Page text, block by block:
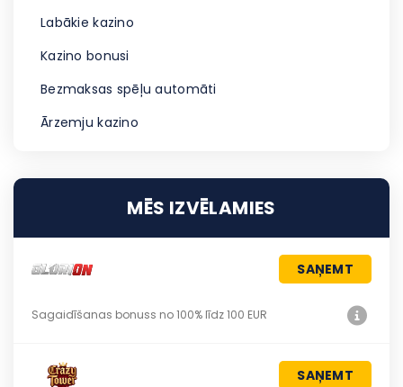
Labākie kazino
Kazino bonusi
Bezmaksas spēļu automāti
Ārzemju kazino
MĒS IZVĒLAMIES
SAŅEMT
Sagaidīšanas bonuss no 100% līdz 100 EUR
SAŅEMT